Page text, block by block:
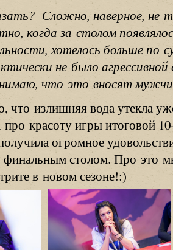
Сложно, наверное, не
когда за столом
хотелось больше по
не было
что это вносят
что излишняя вода утекла
красоту игры итоговой
огромное
финальным столом. Про это
в новом сезоне!:)